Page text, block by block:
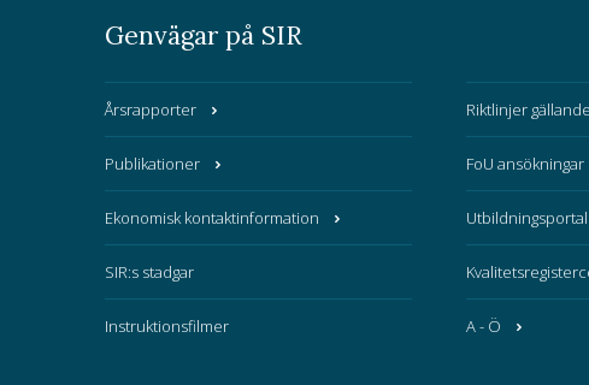
Genvägar på SIR
Årsrapporter
Publikationer
Ekonomisk kontaktinformation
SIR:s stadgar
Instruktionsfilmer
Riktlinjer
FoU ansökningar
Utbildningsportal
A - Ö